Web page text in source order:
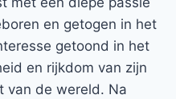
en getogen in het
getoond in het
en rijkdom van zijn
van de wereld. Na